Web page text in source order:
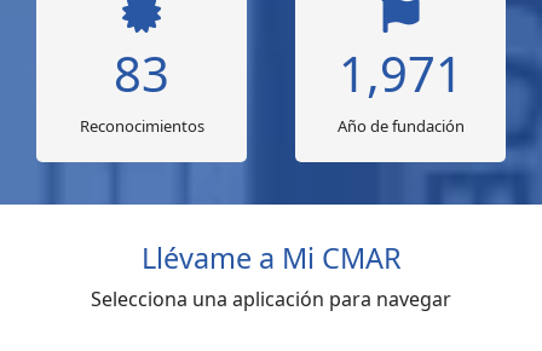
83
Reconocimientos
1,971
Año de fundación
Llévame a Mi CMAR
Selecciona una aplicación para navegar